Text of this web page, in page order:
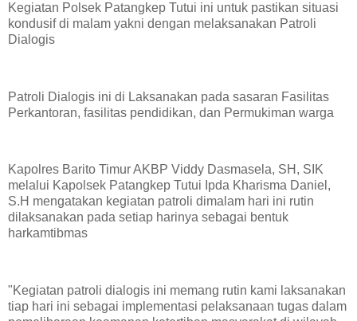
Kegiatan Polsek Patangkep Tutui ini untuk pastikan situasi
kondusif di malam yakni dengan melaksanakan Patroli
Dialogis
Patroli Dialogis ini di Laksanakan pada sasaran Fasilitas
Perkantoran, fasilitas pendidikan, dan Permukiman warga
Kapolres Barito Timur AKBP Viddy Dasmasela, SH, SIK
melalui Kapolsek Patangkep Tutui Ipda Kharisma Daniel,
S.H mengatakan kegiatan patroli dimalam hari ini rutin
dilaksanakan pada setiap harinya sebagai bentuk
harkamtibmas
"Kegiatan patroli dialogis ini memang rutin kami laksanakan
tiap hari ini sebagai implementasi pelaksanaan tugas dalam